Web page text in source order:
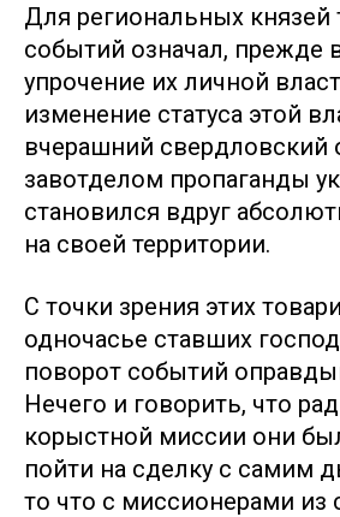
Для региональных князей
событий означал, прежде
упрочение их личной
изменение статуса этой
вчерашний свердловский
завотделом пропаганды
становился вдруг
на своей территории.
С точки зрения этих
одночасье ставших
поворот событий
Нечего и говорить, что
корыстной миссии они
пойти на сделку с самим
то что с миссионерами из